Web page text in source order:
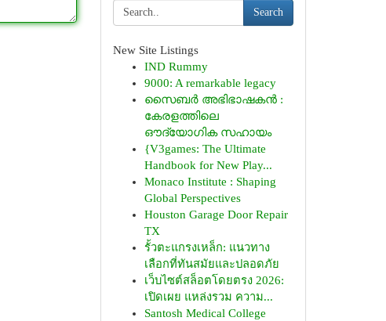
Search
New Site Listings
IND Rummy
9000: A remarkable legacy
സൈബർ അഭിഭാഷകൻ :
കേരളത്തിലെ
ഔദ്യോഗിക സഹായം
{V3games: The Ultimate
Handbook for New Play...
Monaco Institute : Shaping
Global Perspectives
Houston Garage Door Repair
TX
รั้วตะแกรงเหล็ก: แนวทาง
เลือกที่ทันสมัยและปลอดภัย
เว็บไซต์สล็อตโดยตรง 2026:
เปิดเผย แหล่งรวม ความ...
Santosh Medical College